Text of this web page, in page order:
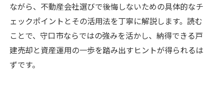
ながら、不動産会社選びで後悔しないための具体的なチ
ェックポイントとその活用法を丁寧に解説します。読む
ことで、守口市ならではの強みを活かし、納得できる戸
建売却と資産運用の一歩を踏み出すヒントが得られるは
ずです。